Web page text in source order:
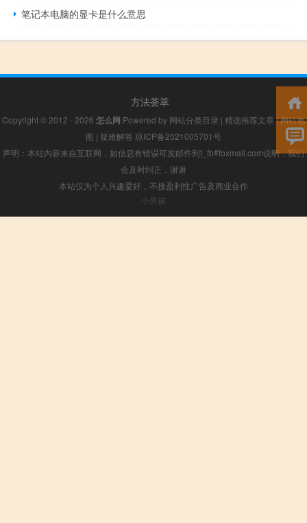
笔记本电脑的显卡是什么意思
方法荟萃
Copyright © 2012 - 2026 怎么网 Powered by 网站分类目录 | 精选推荐文章 |网站地
图 | 疑难解答 琼ICP备2021005701号
声明：本站内容来自互联网，如信息有错误可发邮件到f_fb#foxmail.com说明，我们
会及时纠正，谢谢
本站仅为个人兴趣爱好，不接盈利性广告及商业合作
小男孩